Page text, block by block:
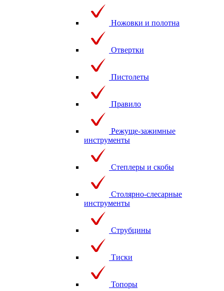
Ножовки и полотна
Отвертки
Пистолеты
Правило
Режуще-зажимные
инструменты
Степлеры и скобы
Столярно-слесарные
инструменты
Струбцины
Тиски
Топоры